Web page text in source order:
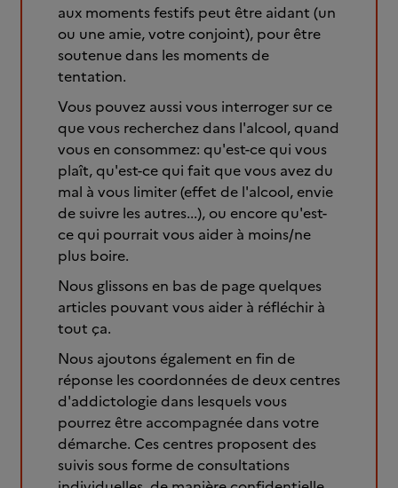
aux moments festifs peut être aidant (un
ou une amie, votre conjoint), pour être
soutenue dans les moments de
tentation.
Vous pouvez aussi vous interroger sur ce
que vous recherchez dans l'alcool, quand
vous en consommez: qu'est-ce qui vous
plaît, qu'est-ce qui fait que vous avez du
mal à vous limiter (effet de l'alcool, envie
de suivre les autres...), ou encore qu'est-
ce qui pourrait vous aider à moins/ne
plus boire.
Nous glissons en bas de page quelques
articles pouvant vous aider à réfléchir à
tout ça.
Nous ajoutons également en fin de
réponse les coordonnées de deux centres
d'addictologie dans lesquels vous
pourrez être accompagnée dans votre
démarche. Ces centres proposent des
suivis sous forme de consultations